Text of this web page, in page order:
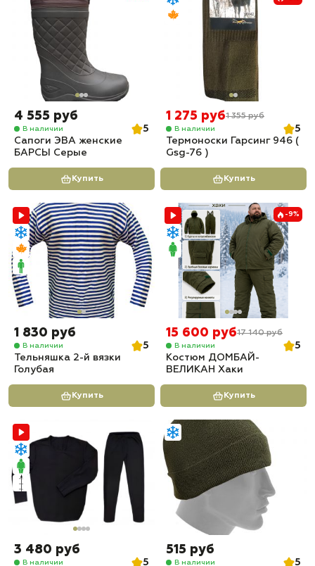
4 555 руб
В наличии
5
Сапоги ЭВА женские
БАРСЫ Серые
Купить
1 275 руб1 355 руб
В наличии
5
Термоноски Гарсинг 946 (
Gsg-76 )
Купить
1 830 руб
В наличии
5
Тельняшка 2-й вязки
Голубая
Купить
-9%
15 600 руб17 140 руб
В наличии
5
Костюм ДОМБАЙ-
ВЕЛИКАН Хаки
Купить
3 480 руб
В наличии 5
515 руб
В наличии 5